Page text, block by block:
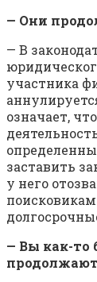
— Они
— В
участника
означает,
заставить
у него
— Вы как-то